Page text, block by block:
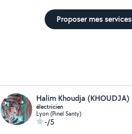
Proposer mes services
Halim Khoudja (KHOUDJA)
électricien
Lyon (Pinel Santy)
-/5